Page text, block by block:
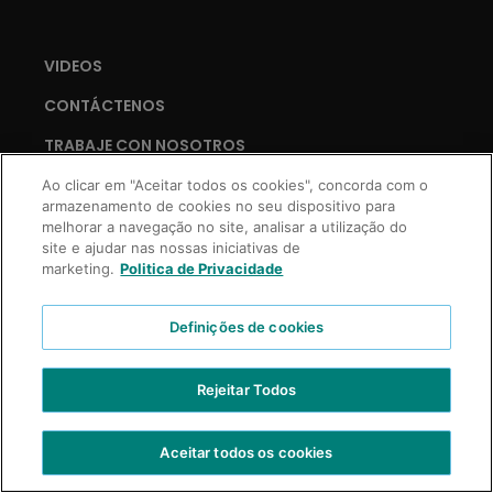
VIDEOS
CONTÁCTENOS
TRABAJE CON NOSOTROS
Copyright © 2021 Truss Professional | Todos los derechos reservados.
Desarrollo Prospecta Digital
Ao clicar em "Aceitar todos os cookies", concorda com o
armazenamento de cookies no seu dispositivo para
melhorar a navegação no site, analisar a utilização do
site e ajudar nas nossas iniciativas de
marketing. Politica de Privacidade
Definições de cookies
Rejeitar Todos
Aceitar todos os cookies